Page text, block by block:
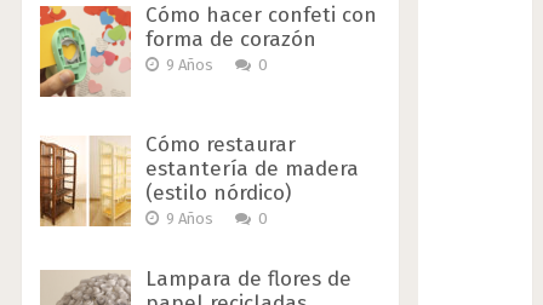
Cómo hacer confeti con
forma de corazón
9 Años 0
Cómo restaurar
estantería de madera
(estilo nórdico)
9 Años 0
Lampara de flores de